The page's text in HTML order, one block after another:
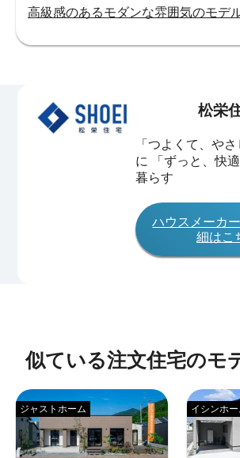
高級感のあるモダンな雰囲気のモデ
松栄
「つよくて、や
に 「ずっと、快
暮らす
ハウスメーカ
細はこ
似ている注文住宅のモ
ジャストホーム イシンホ